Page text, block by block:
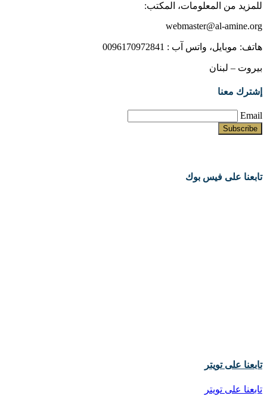
للمزيد من المعلومات، المكتب:
webmaster@al-amine.org
هاتف: موبايل، واتس آب : 0096170972841
بيروت – لبنان
إشترك معنا
Email
تابعنا على فيس بوك
تابعنا على تويتر
تابعنا على تويتر